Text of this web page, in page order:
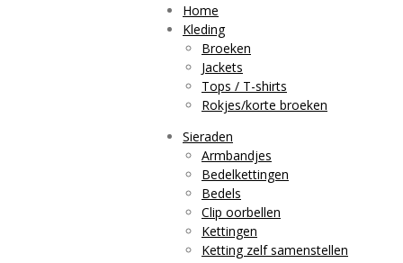
Home
Kleding
Broeken
Jackets
Tops / T-shirts
Rokjes/korte broeken
Sieraden
Armbandjes
Bedelkettingen
Bedels
Clip oorbellen
Kettingen
Ketting zelf samenstellen